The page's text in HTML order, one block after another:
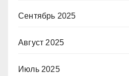
Сентябрь 2025
Август 2025
Июль 2025